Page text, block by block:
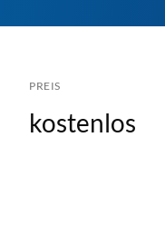
PREIS
kostenlos